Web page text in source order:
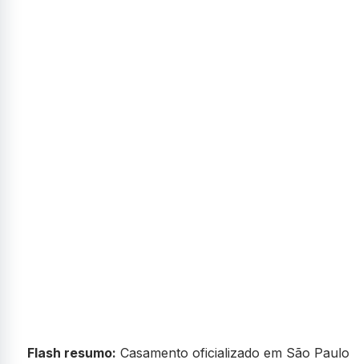
Flash resumo: Casamento oficializado em São Paulo